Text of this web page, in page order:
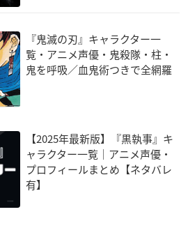
『鬼滅の刃』キャラクター一
覧・アニメ声優・鬼殺隊・柱・
鬼を呼吸／血鬼術つきで全網羅
【2025年最新版】『黒執事』キ
ャラクター一覧｜アニメ声優・
プロフィールまとめ【ネタバレ
有】